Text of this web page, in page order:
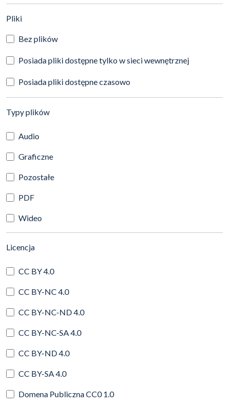
Pliki(automatyczne przeładowanie treści)
Bez plików
Posiada pliki dostępne tylko w sieci wewnętrznej
Posiada pliki dostępne czasowo
Typy plików(automatyczne przeładowanie treści)
Audio
Graficzne
Pozostałe
PDF
Wideo
Licencja(automatyczne przeładowanie treści)
CC BY 4.0
CC BY-NC 4.0
CC BY-NC-ND 4.0
CC BY-NC-SA 4.0
CC BY-ND 4.0
CC BY-SA 4.0
Domena Publiczna CC0 1.0